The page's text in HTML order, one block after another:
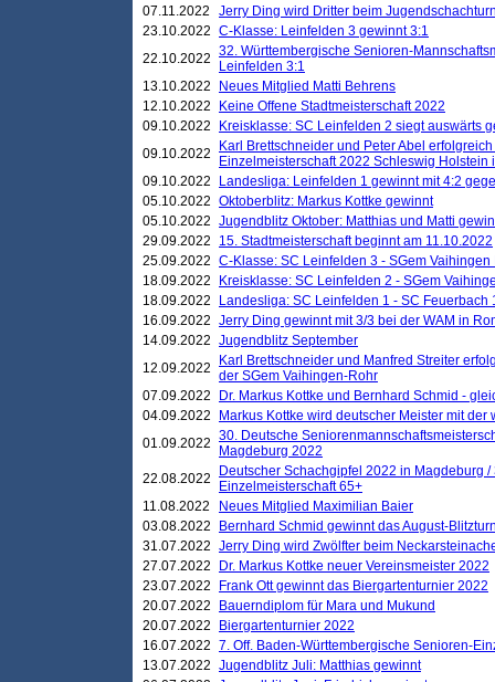
07.11.2022
Jerry Ding wird Dritter beim
23.10.2022 C-Klasse: Leinfelden 3 gewinnt 3:1
22.10.2022 32. Württembergische Senioren-
Leinfelden 3:1
13.10.2022
Neues Mitglied Matti Behrens
12.10.2022
Keine Offene Stadtmeisterschaft 2022
09.10.2022
Kreisklasse: SC Leinfelden 2 siegt auswärts
09.10.2022
Karl Brettschneider und Peter Abel
Einzelmeisterschaft 2022 Schleswig Holstein
09.10.2022
Landesliga: Leinfelden 1 gewinnt mit 4:2
05.10.2022 Oktoberblitz: Markus Kottke gewinnt
05.10.2022 Jugendblitz Oktober: Matthias und Matti
29.09.2022
15. Stadtmeisterschaft beginnt am 11.10.2022
25.09.2022 C-Klasse: SC Leinfelden 3 - SGem Vaihingen
18.09.2022
Kreisklasse: SC Leinfelden 2 - SGem
18.09.2022
Landesliga: SC Leinfelden 1 - SC Feuerbach
16.09.2022 Jerry Ding gewinnt mit 3/3 bei der WAM in
14.09.2022 Jugendblitz September
12.09.2022
Karl Brettschneider und Manfred Streiter
der SGem Vaihingen-Rohr
07.09.2022
Dr. Markus Kottke und Bernhard Schmid -
04.09.2022
Markus Kottke wird deutscher Meister mit
01.09.2022 30. Deutsche
Magdeburg 2022
22.08.2022
Deutscher Schachgipfel 2022 in Magdeburg
Einzelmeisterschaft 65+
11.08.2022
Neues Mitglied Maximilian Baier
03.08.2022
Bernhard Schmid gewinnt das August-
31.07.2022 Jerry Ding wird Zwölfter beim
27.07.2022
Dr. Markus Kottke neuer Vereinsmeister 2022
23.07.2022
Frank Ott gewinnt das Biergartenturnier 2022
20.07.2022
Bauerndiplom für Mara und Mukund
20.07.2022
Biergartenturnier 2022
16.07.2022 7. Off. Baden-Württembergische Senioren-
13.07.2022 Jugendblitz Juli: Matthias gewinnt